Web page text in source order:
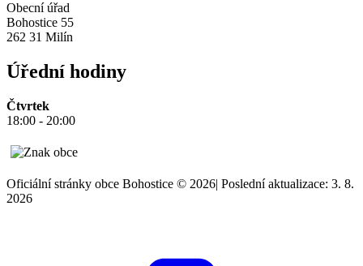
Obecní úřad
Bohostice 55
262 31 Milín
Úřední hodiny
Čtvrtek
18:00 - 20:00
Oficiální stránky obce Bohostice © 2026| Poslední aktualizace: 3. 8.
2026